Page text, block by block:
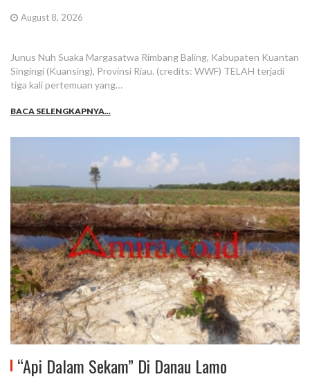
August 8, 2026
Junus Nuh Suaka Margasatwa Rimbang Baling, Kabupaten Kuantan
Singingi (Kuansing), Provinsi Riau. (credits: WWF) TELAH terjadi
tiga kali pertemuan yang…
BACA SELENGKAPNYA...
“Api Dalam Sekam” Di Danau Lamo